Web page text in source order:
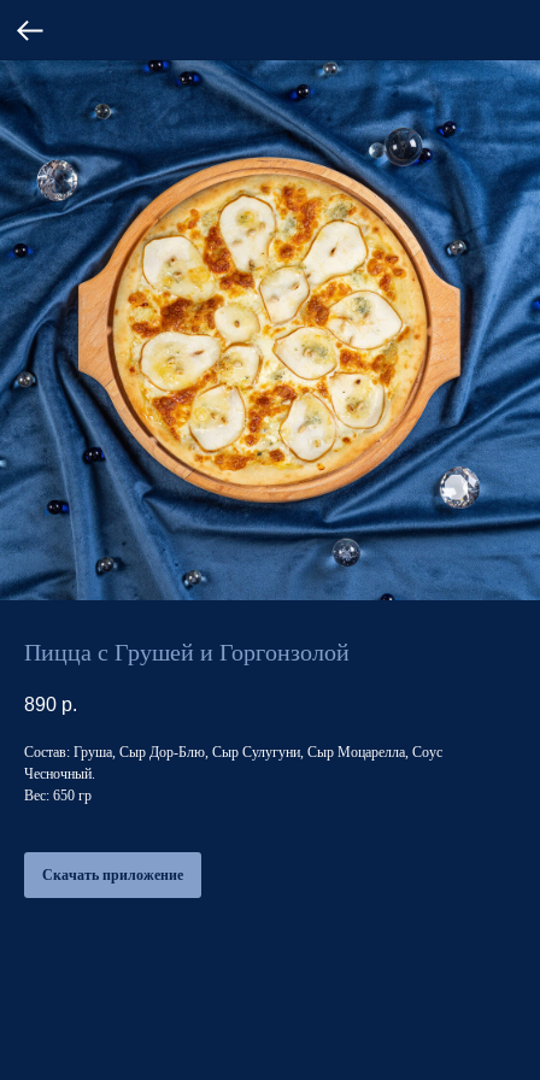
Пицца с Грушей и Горгонзолой
890 р.
Состав: Груша, Сыр Дор-Блю, Сыр Сулугуни, Сыр Моцарелла, Соус
Чесночный.
Вес: 650 гр
Скачать приложение